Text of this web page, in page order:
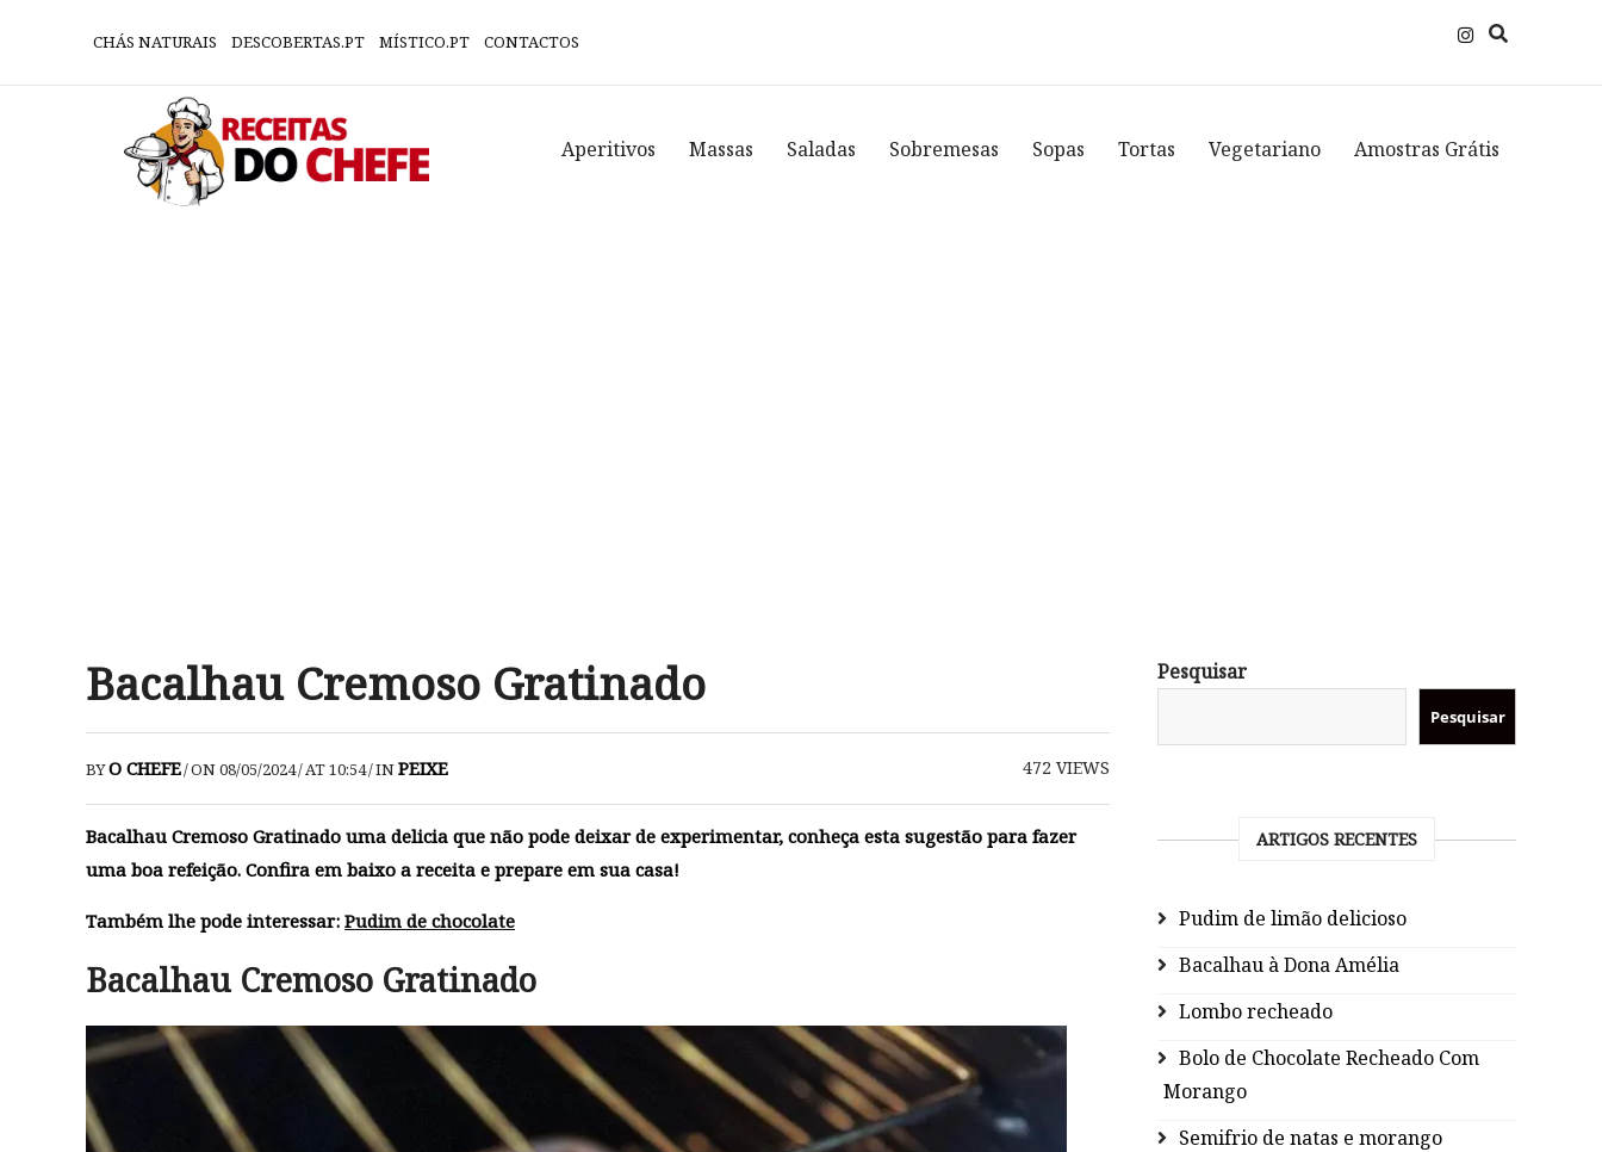
CHÁS NATURAIS DESCOBERTAS.PT MÍSTICO.PT CONTACTOS
Aperitivos Massas Saladas Sobremesas Sopas Tortas Vegetariano Amostras Grátis
Bacalhau Cremoso Gratinado
BYO CHEFE/ON 08/05/2024/AT 10:54/INPEIXE 472VIEWS
Bacalhau Cremoso Gratinado uma delicia que não pode deixar de experimentar, conheça esta sugestão para fazer
uma boa refeição. Confira em baixo a receita e prepare em sua casa!
Também lhe pode interessar: Pudim de chocolate
Bacalhau Cremoso Gratinado
Pesquisar
Pesquisar
ARTIGOS RECENTES
Pudim de limão delicioso
Bacalhau à Dona Amélia
Lombo recheado
Bolo de Chocolate Recheado Com
Morango
Semifrio de natas e morango